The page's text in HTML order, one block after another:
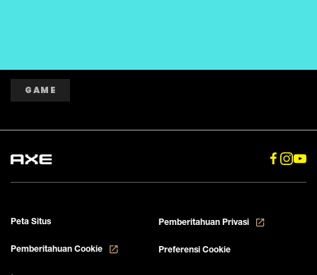
GAME
Peta Situs Pemberitahuan Privasi
Pemberitahuan Cookie Preferensi Cookie